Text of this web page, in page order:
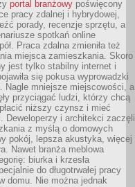
portal branżowy poświęcony
pracy zdalnej i hybrydowej,
porady, recenzje sprzętu, a
spotkań online
Praca zdalna zmieniła też
miejsca zamieszkania. Skoro
jest tylko stabilny internet i
się pokusa wyprowadzki
Nagle mniejsze miejscowości, a
przyciągać ludzi, którzy chcą
niższy czynsz i mieć
Deweloperzy i architekci zaczęli
z myślą o domowych
pokój, lepsza akustyka, więcej
Nawet branża meblowa
biurka i krzesła
do długotrwałej pracy
domu. Nie można jednak